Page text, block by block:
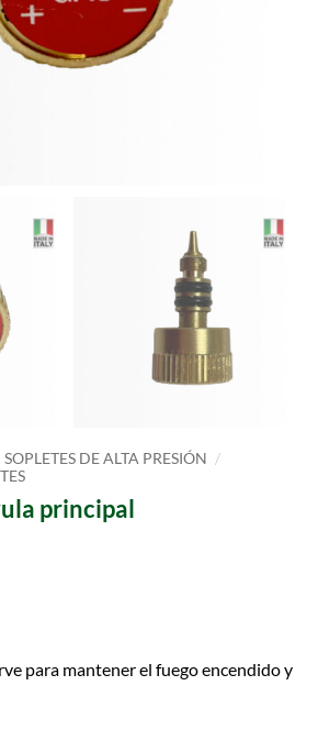
SOPLETES DE ALTA PRESIÓN /
principal
para mantener el fuego encendido y